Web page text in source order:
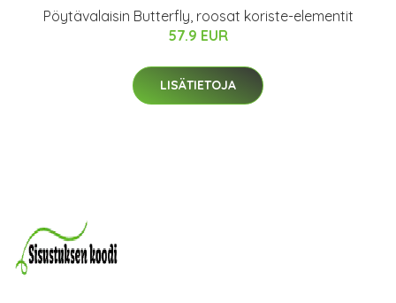
Pöytävalaisin Butterfly, roosat koriste-elementit
57.9 EUR
LISÄTIETOJA